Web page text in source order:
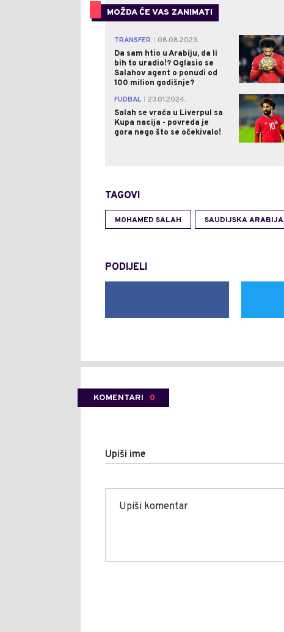
MOŽDA ĆE VAS ZANIMATI
TRANSFER
08.08.2023.
Da sam htio u Arabiju, da li
bih to uradio!? Oglasio se
Salahov agent o ponudi od
100 milion godišnje?
FUDBAL
23.01.2024.
Salah se vraća u Liverpul sa
Kupa nacija - povreda je
gora nego što se očekivalo!
TAGOVI
MOHAMED SALAH SAUDIJSKA ARABIJA
PODIJELI
KOMENTARI 0
Upiši ime